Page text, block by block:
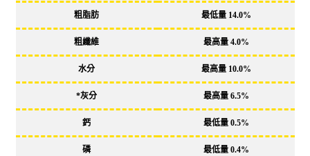
粗脂肪 最低量 14.0%
粗纖維 最高量 4.0%
水分 最高量 10.0%
*灰分 最高量 6.5%
鈣 最低量 0.5%
磷 最低量 0.4%